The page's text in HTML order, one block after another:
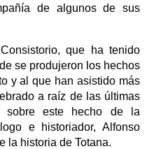
de algunos de sus
que ha tenido
se produjeron los hechos
y al que han asistido más
a raíz de las últimas
sobre este hecho de la
e historiador, Alfonso
la historia de Totana.